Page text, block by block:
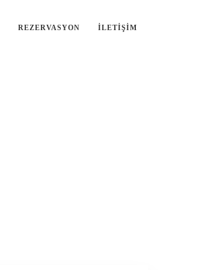
REZERVASYON İLETIŞIM